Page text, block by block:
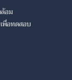
อม
พื่อทดสอบ